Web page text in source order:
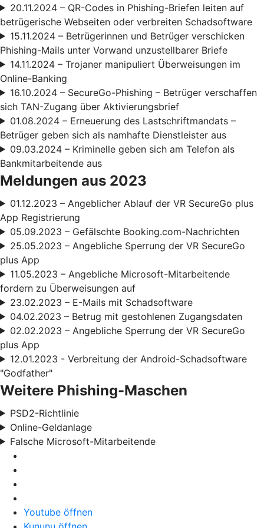
20.11.2024 – QR-Codes in Phishing-Briefen leiten auf
betrügerische Webseiten oder verbreiten Schadsoftware
15.11.2024 – Betrügerinnen und Betrüger verschicken
Phishing-Mails unter Vorwand unzustellbarer Briefe
14.11.2024 – Trojaner manipuliert Überweisungen im
Online-Banking
16.10.2024 – SecureGo-Phishing – Betrüger verschaffen
sich TAN-Zugang über Aktivierungsbrief
01.08.2024 – Erneuerung des Lastschriftmandats –
Betrüger geben sich als namhafte Dienstleister aus
09.03.2024 – Kriminelle geben sich am Telefon als
Bankmitarbeitende aus
Meldungen aus 2023
01.12.2023 – Angeblicher Ablauf der VR SecureGo plus
App Registrierung
05.09.2023 – Gefälschte Booking.com-Nachrichten
25.05.2023 – Angebliche Sperrung der VR SecureGo
plus App
11.05.2023 – Angebliche Microsoft-Mitarbeitende
fordern zu Überweisungen auf
23.02.2023 – E-Mails mit Schadsoftware
04.02.2023 – Betrug mit gestohlenen Zugangsdaten
02.02.2023 – Angebliche Sperrung der VR SecureGo
plus App
12.01.2023 - Verbreitung der Android-Schadsoftware
"Godfather"
Weitere Phishing-Maschen
PSD2-Richtlinie
Online-Geldanlage
Falsche Microsoft-Mitarbeitende
Youtube öffnen